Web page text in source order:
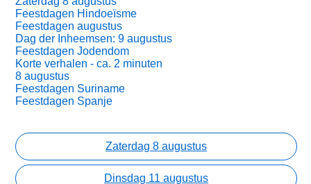
Feestdagen Hindoeïsme
Feestdagen augustus
Dag der Inheemsen: 9 augustus
Feestdagen Jodendom
Korte verhalen - ca. 2 minuten
8 augustus
Feestdagen Suriname
Feestdagen Spanje
Zaterdag 8 augustus
Dinsdag 11 augustus